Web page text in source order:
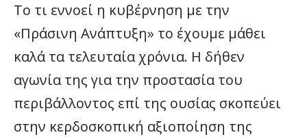
Το τι εννοεί η κυβέρνηση με την
«Πράσινη Ανάπτυξη» το έχουμε μάθει
καλά τα τελευταία χρόνια. Η δήθεν
αγωνία της για την προστασία του
περιβάλλοντος επί της ουσίας σκοπεύει
στην κερδοσκοπική αξιοποίηση της